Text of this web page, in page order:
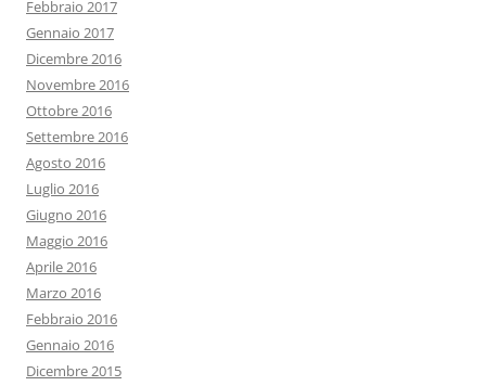
Febbraio 2017
Gennaio 2017
Dicembre 2016
Novembre 2016
Ottobre 2016
Settembre 2016
Agosto 2016
Luglio 2016
Giugno 2016
Maggio 2016
Aprile 2016
Marzo 2016
Febbraio 2016
Gennaio 2016
Dicembre 2015